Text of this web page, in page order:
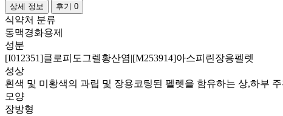
상세 정보 후기 0
식약처 분류
동맥경화용제
성분
[I012351]클로피도그렐황산염|[M253914]아스피린장용펠렛
성상
흰색 및 미황색의 과립 및 장용코팅된 펠렛을 함유하는 상,하부
모양
장방형